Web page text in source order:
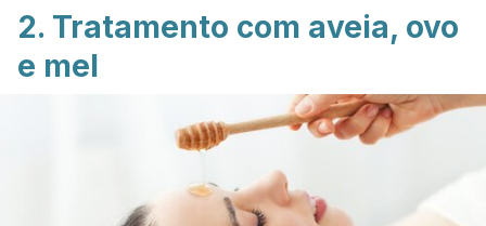
2. Tratamento com aveia, ovo
e mel